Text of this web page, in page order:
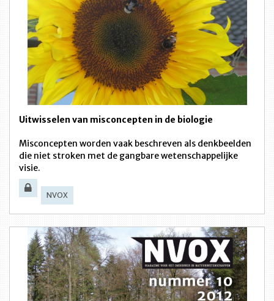
Uitwisselen van misconcepten in de biologie
Misconcepten worden vaak beschreven als denkbeelden
die niet stroken met de gangbare wetenschappelijke
visie.
NVOX